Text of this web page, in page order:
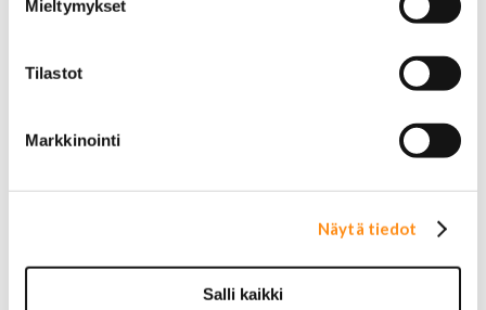
Mieltymykset
Tilastot
Markkinointi
Näytä tiedot
Salli kaikki